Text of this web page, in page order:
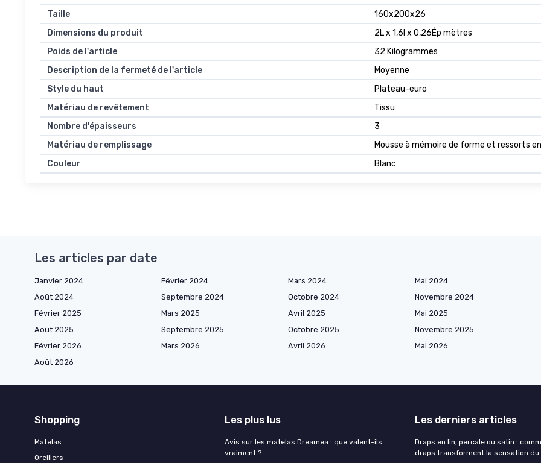
Taille
160x200x26
Dimensions du produit
2L x 1,6l x 0,26Ép mètres
Poids de l'article
32 Kilogrammes
Description de la fermeté de l'article
Moyenne
Style du haut
Plateau-euro
Matériau de revêtement
Tissu
Nombre d'épaisseurs
3
Matériau de remplissage
Mousse à mémoire de forme et ressorts
Couleur
Blanc
Les articles par date
Janvier 2024 Février 2024 Mars 2024 Mai 2024
Août 2024
Septembre 2024 Octobre 2024 Novembre 2024
Février 2025
Mars 2025 Avril 2025 Mai 2025
Août 2025
Septembre 2025 Octobre 2025 Novembre 2025
Février 2026
Mars 2026 Avril 2026 Mai 2026
Août 2026
Shopping
Matelas
Oreillers
Les plus lus
Avis sur les matelas Dreamea : que valent-ils
vraiment ?
Les derniers articles
Draps en lin, percale ou satin :
draps transforment la sensation du